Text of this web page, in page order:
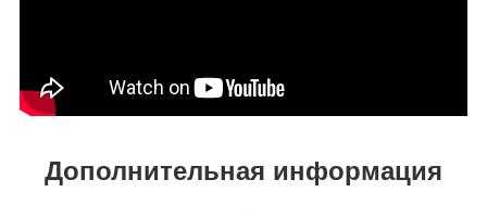
Дополнительная информация